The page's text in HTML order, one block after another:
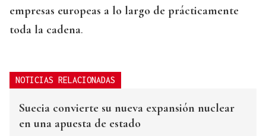
empresas europeas a lo largo de prácticamente
toda la cadena.
NOTICIAS RELACIONADAS
Suecia convierte su nueva expansión nuclear
en una apuesta de estado